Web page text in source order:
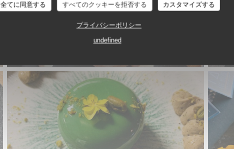
全てに同意する すべてのクッキーを拒否する カスタマイズする
プライバシーポリシー
undefined